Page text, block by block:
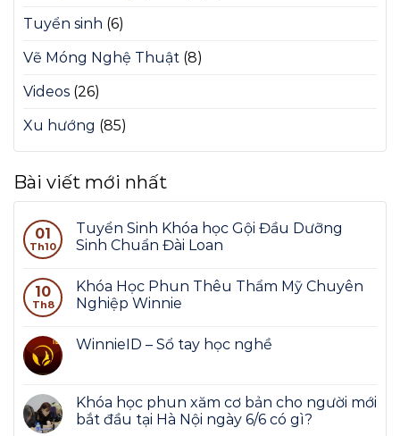
Tuyển sinh (6)
Vẽ Móng Nghệ Thuật (8)
Videos (26)
Xu hướng (85)
Bài viết mới nhất
01
Th10
Tuyển Sinh Khóa học Gội Đầu Dưỡng
Sinh Chuẩn Đài Loan
10
Th8
Khóa Học Phun Thêu Thẩm Mỹ Chuyên
Nghiệp Winnie
WinnieID – Sổ tay học nghề
Khóa học phun xăm cơ bản cho người mới
bắt đầu tại Hà Nội ngày 6/6 có gì?